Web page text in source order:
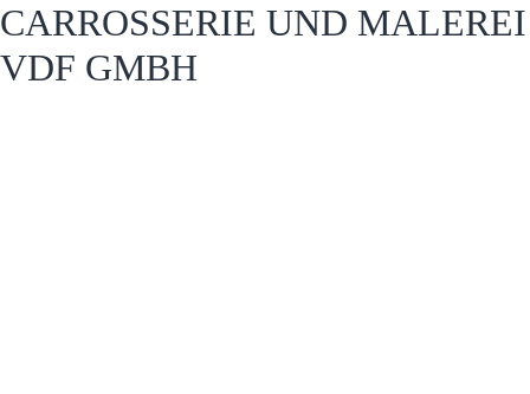
CARROSSERIE UND MALEREI
VDF GMBH